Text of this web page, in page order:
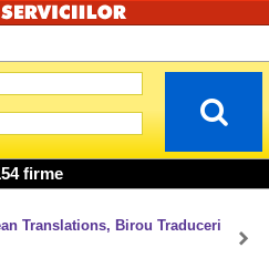
firme
Translations, Birou Traduceri